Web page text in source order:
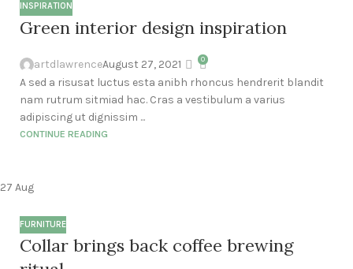
INSPIRATION
Green interior design inspiration
artdlawrenceAugust 27, 2021 0
A sed a risusat luctus esta anibh rhoncus hendrerit blandit
nam rutrum sitmiad hac. Cras a vestibulum a varius
adipiscing ut dignissim ...
CONTINUE READING
27 Aug
FURNITURE
Collar brings back coffee brewing